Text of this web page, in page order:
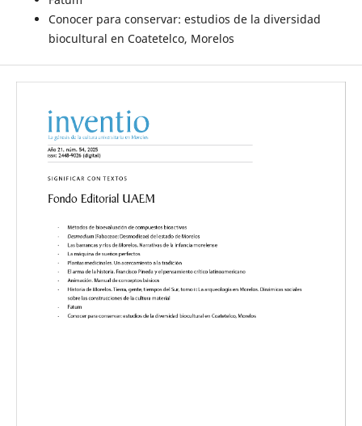
Conocer para conservar: estudios de la diversidad
biocultural en Coatetelco, Morelos